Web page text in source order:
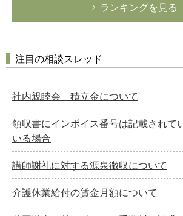
ランキングを見る
注目の相談スレッド
社内親睦会 積立金について
領収書にインボイス番号は記載されて
いる場合
講師謝礼に対する源泉徴収について
介護休業給付の賃金月額について